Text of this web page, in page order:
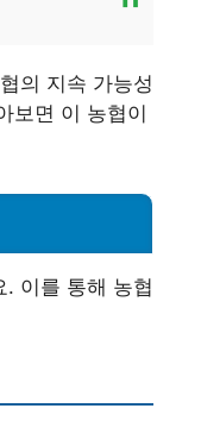
의 지속 가능성
보면 이 농협이
. 이를 통해 농협